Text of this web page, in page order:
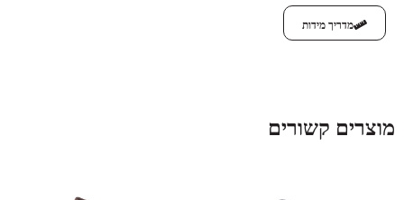
מדריך מידות
מוצרים קשורים